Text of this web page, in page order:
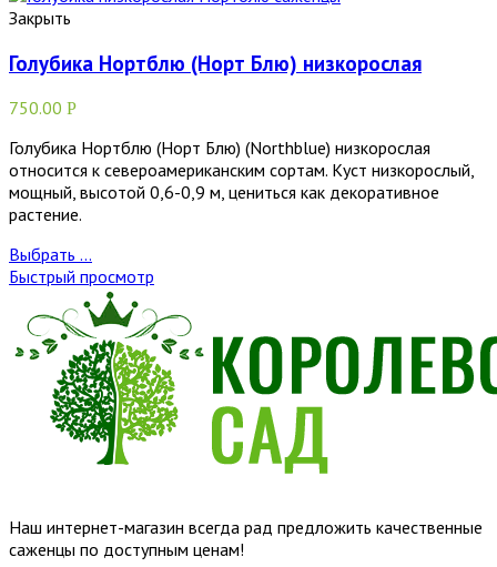
Закрыть
Голубика Нортблю (Норт Блю) низкорослая
750.00 Р
Голубика Нортблю (Норт Блю) (Northblue) низкорослая
относится к североамериканским сортам. Куст низкорослый,
мощный, высотой 0,6-0,9 м, цениться как декоративное
растение.
Выбрать ...
Быстрый просмотр
Наш интернет-магазин всегда рад предложить качественные
саженцы по доступным ценам!